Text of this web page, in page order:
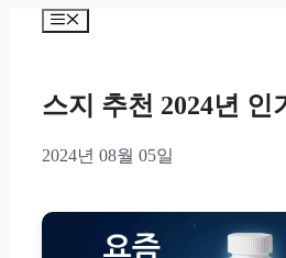
Menu
스지 추천 2024년 인
2024년 08월 05일